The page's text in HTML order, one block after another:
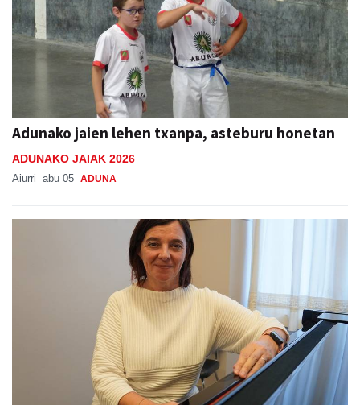
Adunako jaien lehen txanpa, asteburu honetan
ADUNAKO JAIAK 2026
Aiurri abu 05 ADUNA